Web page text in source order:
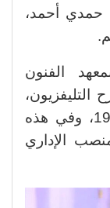
حمدي أحمد،
الفنون
التليفزيون،
وذلك في التاسع من مايو عام 1962، وفي هذه
الإداري